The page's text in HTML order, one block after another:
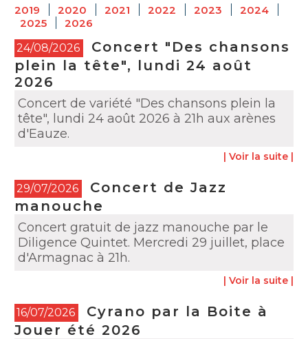
2019 2020 2021 2022 2023
2024
2025
2026
24/08/2026
Concert "Des chansons
plein la tête", lundi 24 août
2026
Concert de variété "Des chansons plein la
tête", lundi 24 août 2026 à 21h aux arènes
d'Eauze.
| Voir la suite |
29/07/2026
Concert de Jazz
manouche
Concert gratuit de jazz manouche par le
Diligence Quintet. Mercredi 29 juillet, place
d'Armagnac à 21h.
| Voir la suite |
16/07/2026
Cyrano par la Boite à
Jouer été 2026